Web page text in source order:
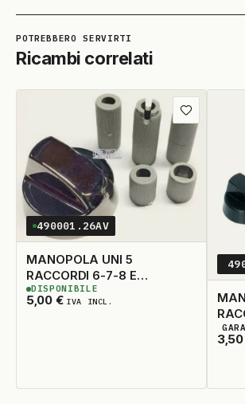
Ricambi correlati
Aggiungi
ai
preferiti
490001.26AV
MANOPOLA UNI 5
RACCORDI 6-7-8 E
FORNETTO
5,00 € IVA INCL.
5DISPONIBILI
DISPONIBILE
3,50
5